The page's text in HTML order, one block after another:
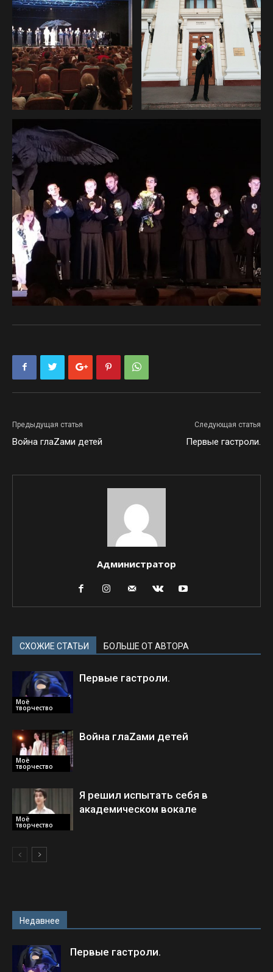
Предыдущая статья
Война глаZами детей
Следующая статья
Первые гастроли.
Администратор
СХОЖИЕ СТАТЬИ БОЛЬШЕ ОТ АВТОРА
Моё
творчество
Первые гастроли.
Моё
творчество
Война глаZами детей
Моё
творчество
Я решил испытать себя в
академическом вокале
Недавнее
Первые гастроли.